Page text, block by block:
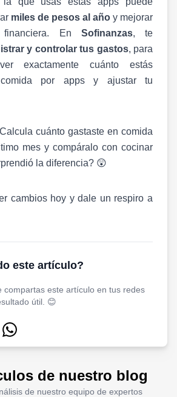
miles de pesos al año y mejorar
En Sofinanzas, te
y controlar tus gastos, para
exactamente cuánto estás
por apps y ajustar tu
Calcula cuánto gastaste en comida
mes y compáralo con cocinar
la diferencia? 😲
cambios hoy y dale un respiro a
este artículo?
compartas este artículo en tus redes
útil. 😊
de nuestro blog
de nuestro equipo de expertos